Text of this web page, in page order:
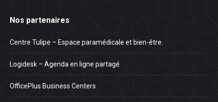
Nos partenaires
Centre Tulipe – Espace paramédicale et bien-être.
Logidesk – Agenda en ligne partagé
OfficePlus Business Centers